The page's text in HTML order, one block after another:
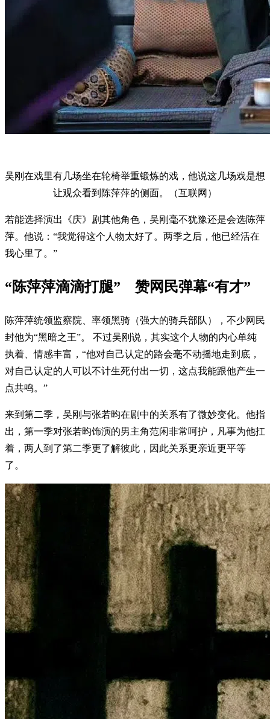
吴刚在戏里有几场坐在轮椅举重锻炼的戏，他说这几场戏是想
让观众看到陈萍萍的侧面。（互联网）
若能选择演出《庆》剧其他角色，吴刚毫不犹豫还是会选陈萍
萍。他说：“我觉得这个人物太好了。两季之后，他已经活在
我心里了。”
“陈萍萍滴滴打腿” 赞网民弹幕“有才”
陈萍萍统领监察院、率领黑骑（强大的骑兵部队），不少网民
封他为“黑暗之王”。 不过吴刚说，其实这个人物的内心单纯
执着、情感丰富，“他对自己认定的路会毫不动摇地走到底，
对自己认定的人可以不计生死付出一切，这点我能跟他产生一
点共鸣。”
来到第二季，吴刚与张若昀在剧中的关系有了微妙变化。他指
出，第一季对张若昀饰演的男主角范闲非常呵护，凡事为他扛
着，两人到了第二季更了解彼此，因此关系更亲近更平等
了。